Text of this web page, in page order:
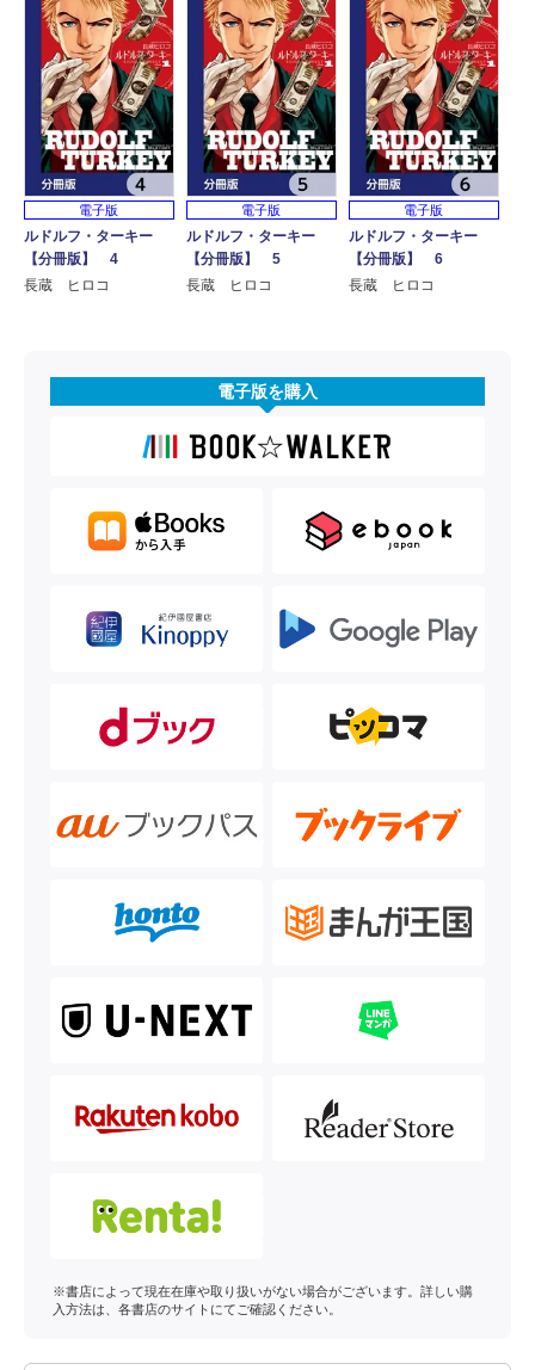
電子版
ルドルフ・ターキー
【分冊版】 4
長蔵 ヒロコ
電子版
ルドルフ・ターキー
【分冊版】 5
長蔵 ヒロコ
電子版
ルドルフ・ターキー
【分冊版】 6
長蔵 ヒロコ
電子版を購入
※書店によって現在在庫や取り扱いがない場合がございます。詳しい購
入方法は、各書店のサイトにてご確認ください。